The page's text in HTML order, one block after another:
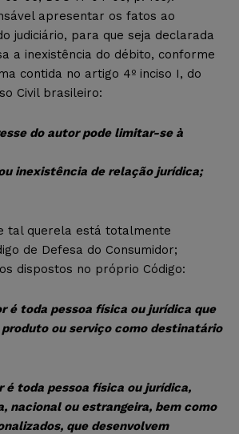
apresentar os fatos ao
judiciário, para que seja declarada
a inexistência do débito, conforme
contida no artigo 4º inciso I, do
Civil brasileiro:
do autor pode limitar-se à
inexistência de relação jurídica;
tal querela está totalmente
de Defesa do Consumidor;
dispostos no próprio Código:
é toda pessoa física ou jurídica que
ou serviço como destinatário
é toda pessoa física ou jurídica,
nacional ou estrangeira, bem como
que desenvolvem